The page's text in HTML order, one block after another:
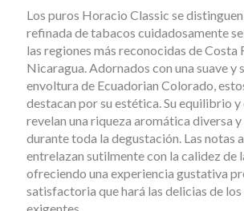
Los puros Horacio Classic se
refinada de tabacos cuidadosamente
las regiones más reconocidas de Costa
Nicaragua. Adornados con una suave y
envoltura de Ecuadorian Colorado,
destacan por su estética. Su equilibrio
revelan una riqueza aromática diversa
durante toda la degustación. Las notas
entrelazan sutilmente con la calidez de
ofreciendo una experiencia gustativa
satisfactoria que hará las delicias de